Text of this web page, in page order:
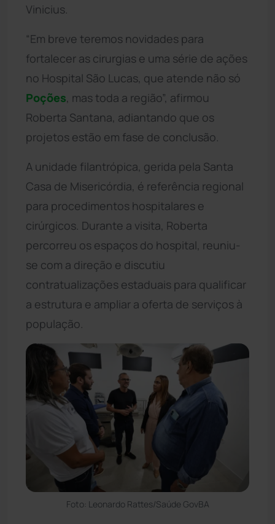
Vinicius.
“Em breve teremos novidades para
fortalecer as cirurgias e uma série de ações
no Hospital São Lucas, que atende não só
Poções, mas toda a região”, afirmou
Roberta Santana, adiantando que os
projetos estão em fase de conclusão.
A unidade filantrópica, gerida pela Santa
Casa de Misericórdia, é referência regional
para procedimentos hospitalares e
cirúrgicos. Durante a visita, Roberta
percorreu os espaços do hospital, reuniu-
se com a direção e discutiu
contratualizações estaduais para qualificar
a estrutura e ampliar a oferta de serviços à
população.
Foto: Leonardo Rattes/Saúde GovBA